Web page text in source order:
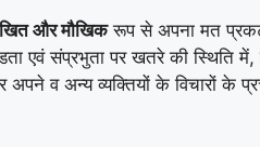
और मौखिकरूप से अपना मत
एवं संप्रभुता पर खतरे की स्थिति
व अन्य व्यक्तियों के विचारों के